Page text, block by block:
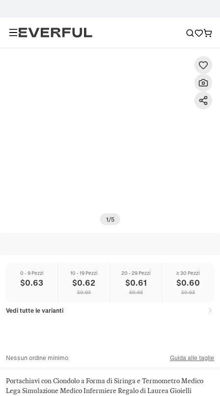
1/5
0 - 9 Pezzi
$0.63
10 - 19 Pezzi
$0.62
$0.63
20 - 29 Pezzi
$0.61
$0.63
≥ 30 Pezzi
$0.60
$0.63
Vedi tutte le varianti
Nessun ordine minimo Guida alle taglie
Portachiavi con Ciondolo a Forma di Siringa e Termometro Medico
Lega Simulazione Medico Infermiere Regalo di Laurea Gioielli